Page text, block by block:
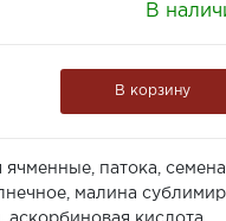
В
В корзину
патока, семена
малина